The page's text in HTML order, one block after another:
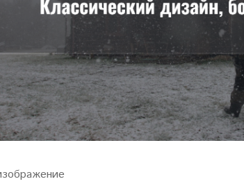
"Искал универсальный
тепловизор для охоты днем и
ночью. Спасибо Семену за
грамотную консультацию. Очень
доволен своим прицелом Nocpix."
Евгений Стародуб
г. Екатеринбург